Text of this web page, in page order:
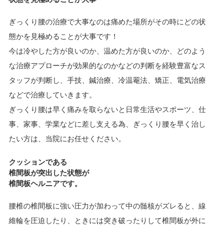
ぎっくり腰の治療で大事なのは痛めた場所がその時にどの状
態かを見極めることが大事です！
今は冷やした方が良いのか、温めた方が良いのか、どのよう
な治療アプローチが効果的なのかなどの判断を経験豊富なス
タッフが判断し、手技、鍼治療、冷温罨法、矯正、電気治療
などで治療 していきます。
ぎっくり腰は早く痛みを取らないと日常生活やスポーツ、仕
事、家事、学業などに差し支える為、ぎっくり腰を早く治し
たい方は、当院にお任せください。
クッションである
椎間板が突出した状態が
椎間板ヘルニアです。
腰椎の椎間板に強い圧力が加わって中の髄核がズレると、線
維輪を圧迫したり、ときには突き破ったりして椎間板が外に